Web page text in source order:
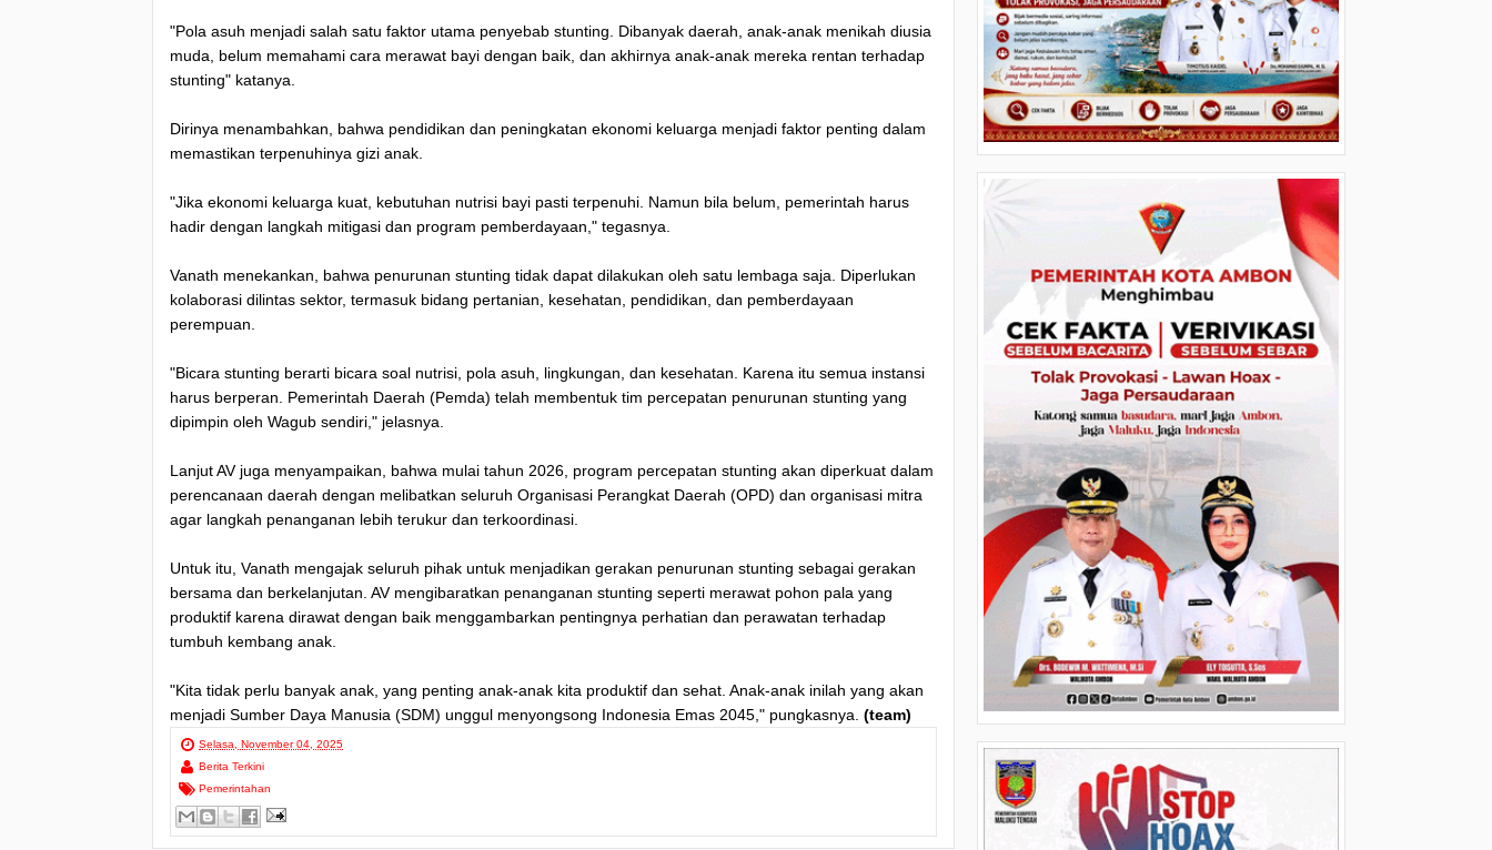
"Pola asuh menjadi salah satu faktor utama penyebab stunting. Dibanyak daerah, anak-anak menikah diusia
muda, belum memahami cara merawat bayi dengan baik, dan akhirnya anak-anak mereka rentan terhadap
stunting" katanya.
Dirinya menambahkan, bahwa pendidikan dan peningkatan ekonomi keluarga menjadi faktor penting dalam
memastikan terpenuhinya gizi anak.
"Jika ekonomi keluarga kuat, kebutuhan nutrisi bayi pasti terpenuhi. Namun bila belum, pemerintah harus
hadir dengan langkah mitigasi dan program pemberdayaan," tegasnya.
Vanath menekankan, bahwa penurunan stunting tidak dapat dilakukan oleh satu lembaga saja. Diperlukan
kolaborasi dilintas sektor, termasuk bidang pertanian, kesehatan, pendidikan, dan pemberdayaan
perempuan.
"Bicara stunting berarti bicara soal nutrisi, pola asuh, lingkungan, dan kesehatan. Karena itu semua instansi
harus berperan. Pemerintah Daerah (Pemda) telah membentuk tim percepatan penurunan stunting yang
dipimpin oleh Wagub sendiri," jelasnya.
Lanjut AV juga menyampaikan, bahwa mulai tahun 2026, program percepatan stunting akan diperkuat dalam
perencanaan daerah dengan melibatkan seluruh Organisasi Perangkat Daerah (OPD) dan organisasi mitra
agar langkah penanganan lebih terukur dan terkoordinasi.
Untuk itu, Vanath mengajak seluruh pihak untuk menjadikan gerakan penurunan stunting sebagai gerakan
bersama dan berkelanjutan. AV mengibaratkan penanganan stunting seperti merawat pohon pala yang
produktif karena dirawat dengan baik menggambarkan pentingnya perhatian dan perawatan terhadap
tumbuh kembang anak.
"Kita tidak perlu banyak anak, yang penting anak-anak kita produktif dan sehat. Anak-anak inilah yang akan
menjadi Sumber Daya Manusia (SDM) unggul menyongsong Indonesia Emas 2045," pungkasnya. (team)
Selasa, November 04, 2025
Berita Terkini
Pemerintahan